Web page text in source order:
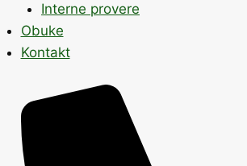
Interne provere
Obuke
Kontakt